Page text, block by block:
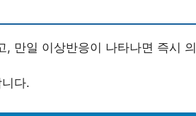
만일 이상반응이 나타나면 즉시 의
다.